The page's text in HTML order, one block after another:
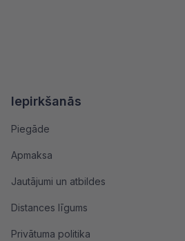
Iepirkšanās
Piegāde
Apmaksa
Jautājumi un atbildes
Distances līgums
Privātuma politika